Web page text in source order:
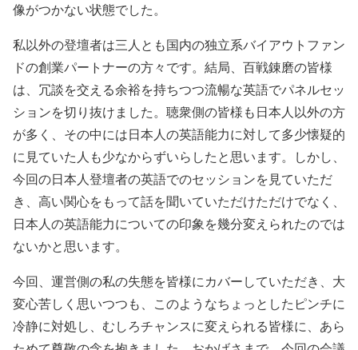
像がつかない状態でした。
私以外の登壇者は三人とも国内の独立系バイアウトファン
ドの創業パートナーの方々です。結局、百戦錬磨の皆様
は、冗談を交える余裕を持ちつつ流暢な英語でパネルセッ
ションを切り抜けました。聴衆側の皆様も日本人以外の方
が多く、その中には日本人の英語能力に対して多少懐疑的
に見ていた人も少なからずいらしたと思います。しかし、
今回の日本人登壇者の英語でのセッションを見ていただ
き、高い関心をもって話を聞いていただけただけでなく、
日本人の英語能力についての印象を幾分変えられたのでは
ないかと思います。
今回、運営側の私の失態を皆様にカバーしていただき、大
変心苦しく思いつつも、このようなちょっとしたピンチに
冷静に対処し、むしろチャンスに変えられる皆様に、あら